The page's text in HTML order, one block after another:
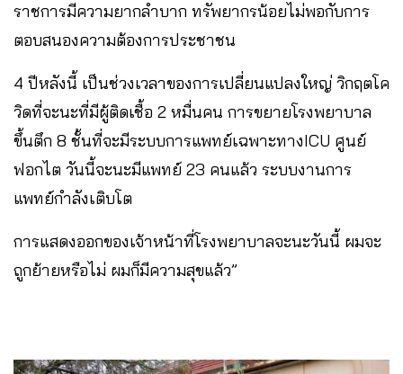
ราชการมีความยากลำบาก ทรัพยากรน้อยไม่พอกับการ
ตอบสนองความต้องการประชาชน
4 ปีหลังนี้ เป็นช่วงเวลาของการเปลี่ยนแปลงใหญ่ วิกฤตโค
วิดที่จะนะที่มีผู้ติดเชื้อ 2 หมื่นคน การขยายโรงพยาบาล
ขึ้นตึก 8 ชั้นที่จะมีระบบการแพทย์เฉพาะทางICU ศูนย์
ฟอกไต วันนี้จะนะมีแพทย์ 23 คนแล้ว ระบบงานการ
แพทย์กำลังเติบโต
การแสดงออกของเจ้าหน้าที่โรงพยาบาลจะนะวันนี้ ผมจะ
ถูกย้ายหรือไม่ ผมก็มีความสุขแล้ว”